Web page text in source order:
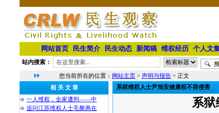
网站首页 民生简介 民生动态 新闻稿 维权经历 个人文
站内搜索：
您当前所在的位置： 网站主页 > 声明与报告 > 正文
相 关 文 章
一人维权，全家遭刑——中
追问江苏维权人士毛黎惠在
系狱维权人士尹旭安健康权不容侵害
系